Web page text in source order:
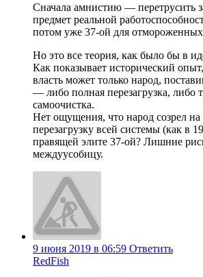
Сначала амнистию — перетрусить
предмет реальной
потом уже 37-ой для
Но это все теория, как было бы в
Как показывает исторический
власть может только народ,
— либо полная перезагрузка, либо
самоочистка.
Нет ощущения, что народ созрел
перезагрузку всей системы (как в
правящей элите 37-ой? Лишние
междуусобицу.
9 июня 2019 в 06:59 Ответить
RedFish